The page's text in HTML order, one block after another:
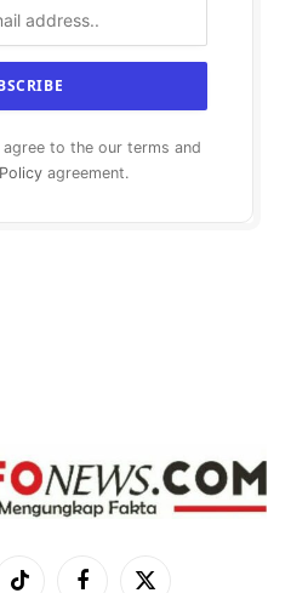
to the our terms and
agreement.